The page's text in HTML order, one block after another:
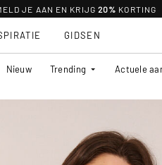
JE AAN EN KRIJG 20% KORTING
Nieuw Trending Actuele
GIDSEN